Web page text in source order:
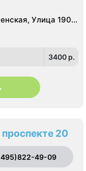
Улица 1905
3400 p.
20
49-09